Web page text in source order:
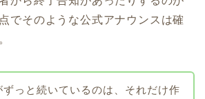
でそのような公式アナウンスは確
ずっと続いているのは、それだけ作